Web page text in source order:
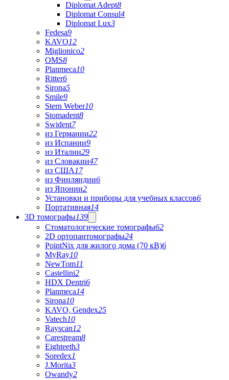
Diplomat Adept8
Diplomat Consul4
Diplomat Lux3
Fedesa9
KAVO12
Miglionico2
OMS8
Planmeca10
Ritter6
Sirona5
Smile9
Stern Weber10
Stomadent8
Swident7
из Германии22
из Испании9
из Италии29
из Словакии47
из США 17
из Финляндии6
из Японии2
Установки и приборы для учебных классов6
Портативная14
3D томографы139
Стоматологические томографы62
2D ортопантомографы24
PointNix для жилого дома (70 кВ)6
MyRay10
NewTom11
Castellini2
HDX Dentri6
Planmeca14
Sirona10
KAVO, Gendex25
Vatech10
Rayscan12
Carestream8
Eighteeth3
Soredex1
J.Morita3
Owandy2